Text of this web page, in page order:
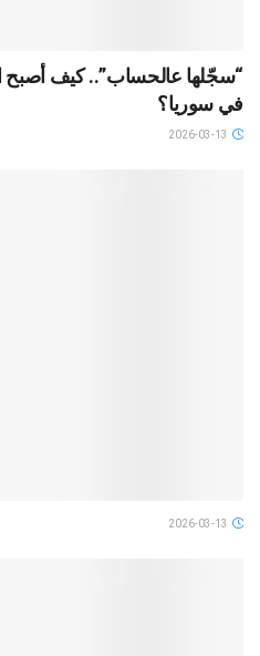
“سجّلها عالحساب”.. كيف أصبح
في سوريا؟